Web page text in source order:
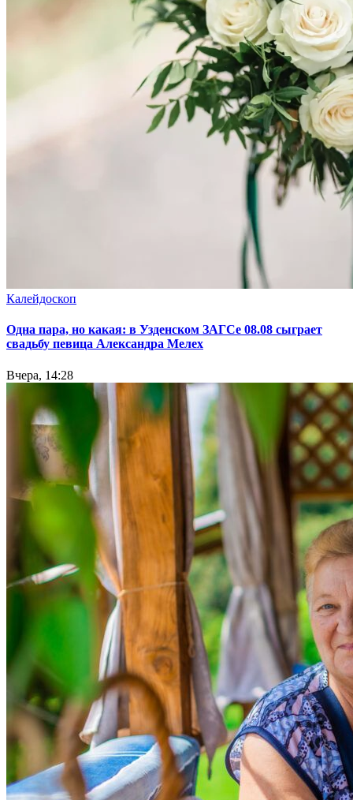
Калейдоскоп
Одна пара, но какая: в Узденском ЗАГСе 08.08 сыграет
свадьбу певица Александра Мелех
Вчера, 14:28